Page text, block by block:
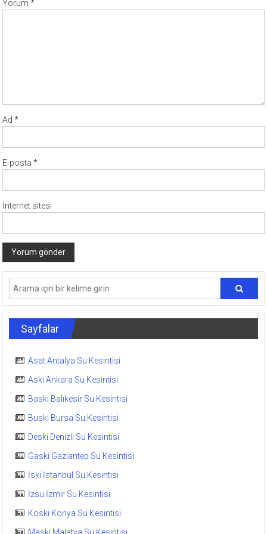
Yorum*
Ad*
E-posta*
İnternet sitesi
Sayfalar
Asat Antalya Su Kesintisi
Aski Ankara Su Kesintisi
Baski Balıkesir Su Kesintisi
Buski Bursa Su Kesintisi
Deski Denizli Su Kesintisi
Gaski Gaziantep Su Kesintisi
İski İstanbul Su Kesintisi
İzsu İzmir Su Kesintisi
Koski Konya Su Kesintisi